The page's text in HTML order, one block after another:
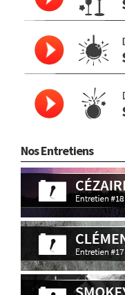
Nos Entretiens